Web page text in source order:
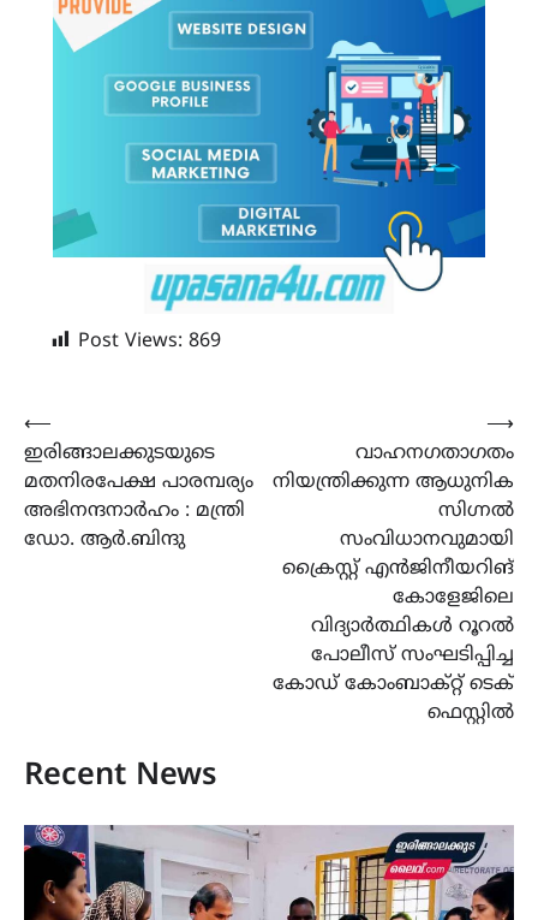
Post Views: 869
Post
navigation
⟵
ഇരിങ്ങാലക്കുടയുടെ
മതനിരപേക്ഷ പാരമ്പര്യം
അഭിനന്ദനാർഹം : മന്ത്രി
ഡോ. ആർ.ബിന്ദു
വാഹനഗതാഗതം
നിയന്ത്രിക്കുന്ന ആധുനിക
സിഗ്നൽ
സംവിധാനവുമായി
ക്രൈസ്റ്റ് എൻജിനീയറിങ്
കോളേജിലെ
വിദ്യാർത്ഥികൾ റൂറൽ
പോലീസ് സംഘടിപ്പിച്ച
കോഡ് കോംബാക്റ്റ് ടെക്
ഫെസ്റ്റിൽ
⟶
Recent News